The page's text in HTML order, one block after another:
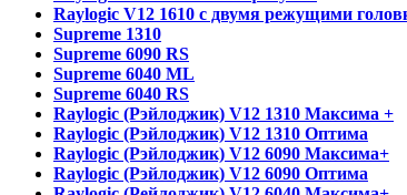
Raylogic V12 1610 с двумя режущими
Supreme 1310
Supreme 6090 RS
Supreme 6040 ML
Supreme 6040 RS
Raylogic (Рэйлоджик) V12 1310 Максима +
Raylogic (Рэйлоджик) V12 1310 Оптима
Raylogic (Рэйлоджик) V12 6090 Максима+
Raylogic (Рэйлоджик) V12 6090 Оптима